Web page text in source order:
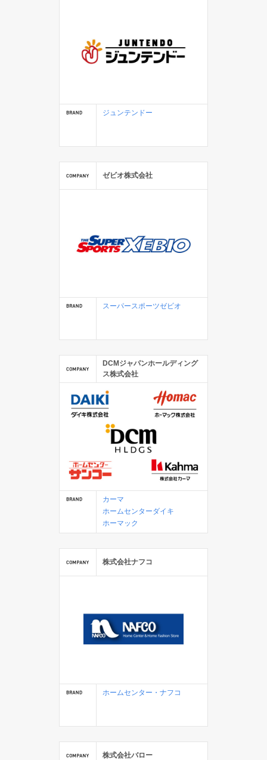
ジュンテンドー
ゼビオ株式会社
スーパースポーツゼビオ
DCMジャパンホールディング
ス株式会社
カーマ
ホームセンターダイキ
ホーマック
株式会社ナフコ
ホームセンター・ナフコ
株式会社バロー